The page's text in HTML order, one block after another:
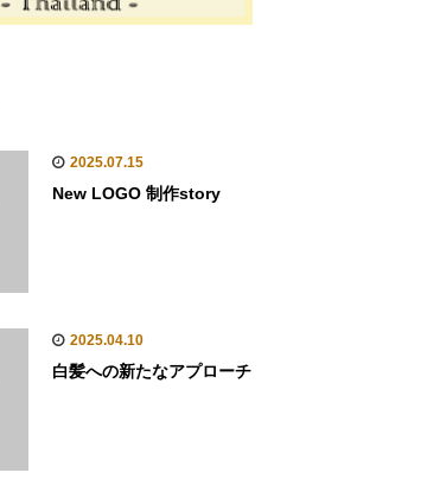
2025.07.15
New LOGO 制作story
2025.04.10
白髪への新たなアプローチ